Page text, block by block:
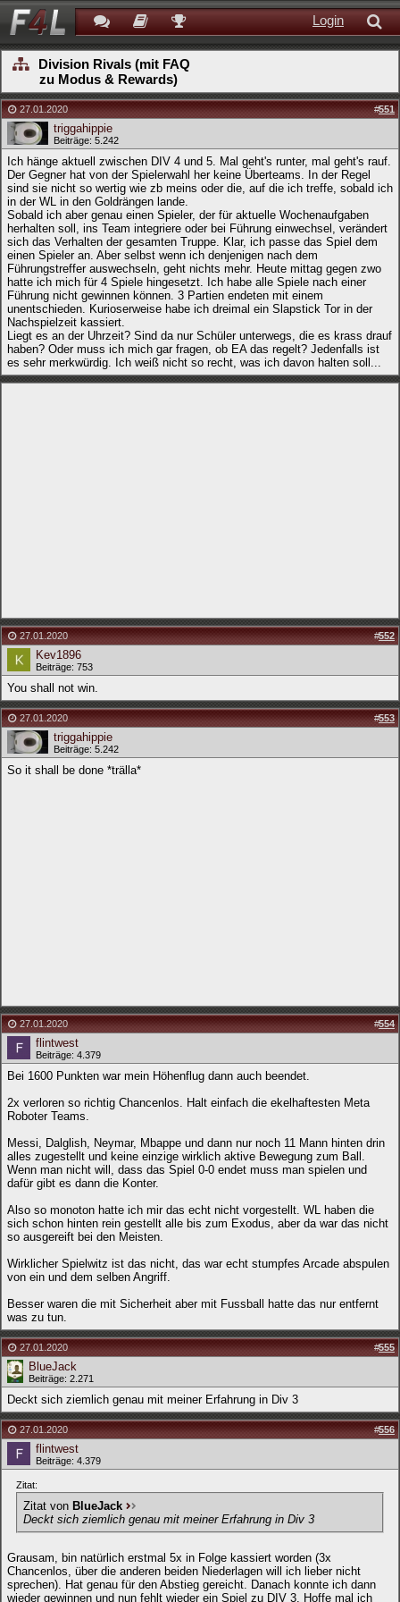
Login
Division Rivals (mit FAQ
zu Modus & Rewards)
27.01.2020 #551
triggahippie
Beiträge: 5.242
Ich hänge aktuell zwischen DIV 4 und 5. Mal geht's runter, mal geht's rauf.
Der Gegner hat von der Spielerwahl her keine Überteams. In der Regel
sind sie nicht so wertig wie zb meins oder die, auf die ich treffe, sobald ich
in der WL in den Goldrängen lande.
Sobald ich aber genau einen Spieler, der für aktuelle Wochenaufgaben
herhalten soll, ins Team integriere oder bei Führung einwechsel, verändert
sich das Verhalten der gesamten Truppe. Klar, ich passe das Spiel dem
einen Spieler an. Aber selbst wenn ich denjenigen nach dem
Führungstreffer auswechseln, geht nichts mehr. Heute mittag gegen zwo
hatte ich mich für 4 Spiele hingesetzt. Ich habe alle Spiele nach einer
Führung nicht gewinnen können. 3 Partien endeten mit einem
unentschieden. Kurioserweise habe ich dreimal ein Slapstick Tor in der
Nachspielzeit kassiert.
Liegt es an der Uhrzeit? Sind da nur Schüler unterwegs, die es krass drauf
haben? Oder muss ich mich gar fragen, ob EA das regelt? Jedenfalls ist
es sehr merkwürdig. Ich weiß nicht so recht, was ich davon halten soll...
27.01.2020 #552
Kev1896
Beiträge: 753
You shall not win.
27.01.2020 #553
triggahippie
Beiträge: 5.242
So it shall be done *trälla*
27.01.2020 #554
flintwest
Beiträge: 4.379
Bei 1600 Punkten war mein Höhenflug dann auch beendet.
2x verloren so richtig Chancenlos. Halt einfach die ekelhaftesten Meta
Roboter Teams.
Messi, Dalglish, Neymar, Mbappe und dann nur noch 11 Mann hinten drin
alles zugestellt und keine einzige wirklich aktive Bewegung zum Ball.
Wenn man nicht will, dass das Spiel 0-0 endet muss man spielen und
dafür gibt es dann die Konter.
Also so monoton hatte ich mir das echt nicht vorgestellt. WL haben die
sich schon hinten rein gestellt alle bis zum Exodus, aber da war das nicht
so ausgereift bei den Meisten.
Wirklicher Spielwitz ist das nicht, das war echt stumpfes Arcade abspulen
von ein und dem selben Angriff.
Besser waren die mit Sicherheit aber mit Fussball hatte das nur entfernt
was zu tun.
27.01.2020 #555
BlueJack
Beiträge: 2.271
Deckt sich ziemlich genau mit meiner Erfahrung in Div 3
27.01.2020 #556
flintwest
Beiträge: 4.379
Zitat:
Zitat von BlueJack
Deckt sich ziemlich genau mit meiner Erfahrung in Div 3
Grausam, bin natürlich erstmal 5x in Folge kassiert worden (3x
Chancenlos, über die anderen beiden Niederlagen will ich lieber nicht
sprechen). Hat genau für den Abstieg gereicht. Danach konnte ich dann
wieder gewinnen und nun fehlt wieder ein Spiel zu DIV 3. Hoffe mal ich